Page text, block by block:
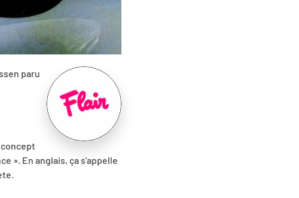
paru
». En anglais, ça s'appelle